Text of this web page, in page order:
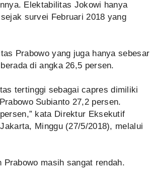
Elektabilitas Jokowi hanya
survei Februari 2018 yang
Prabowo yang juga hanya sebesar
di angka 26,5 persen.
tertinggi sebagai capres dimiliki
Subianto 27,2 persen.
kata Direktur Eksekutif
Minggu (27/5/2018), melalui
masih sangat rendah.